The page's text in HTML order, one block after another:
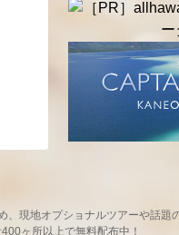
現地オプショナルツアーや話題
ヶ所以上で無料配布中！